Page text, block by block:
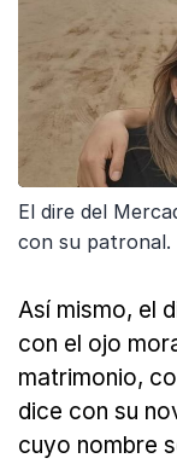
El dire del
con su patronal.
Así mismo, el
con el ojo
matrimonio,
dice con su
cuyo nombre